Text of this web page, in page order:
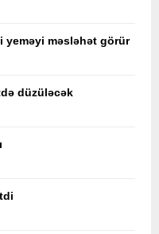
yeməyi məsləhət görür
düzüləcək